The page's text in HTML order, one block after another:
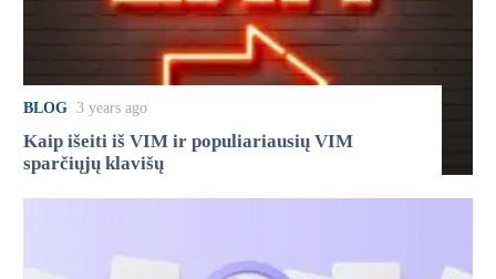
BLOG 3 years ago
Kaip išeiti iš VIM ir populiariausių VIM
sparčiųjų klavišų